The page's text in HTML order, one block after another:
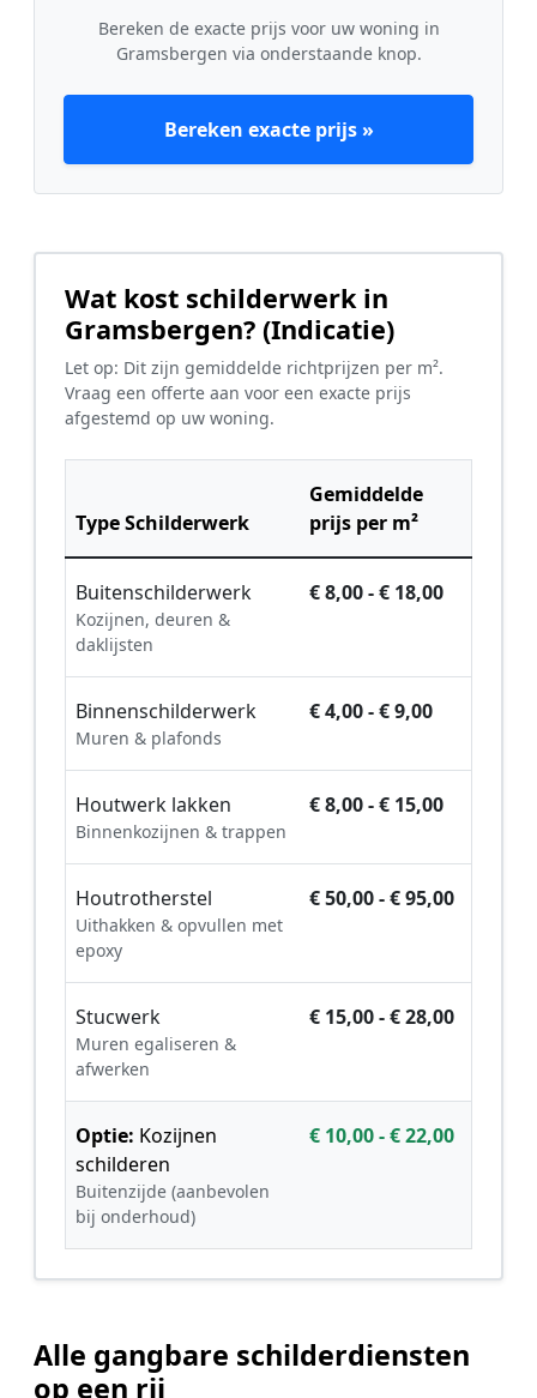
Bereken de exacte prijs voor uw woning in
Gramsbergen via onderstaande knop.
Bereken exacte prijs »
Wat kost schilderwerk in
Gramsbergen? (Indicatie)
Let op: Dit zijn gemiddelde richtprijzen per m².
Vraag een offerte aan voor een exacte prijs
afgestemd op uw woning.
Type Schilderwerk
Gemiddelde
prijs per m²
Buitenschilderwerk
Kozijnen, deuren &
daklijsten
€ 8,00 - € 18,00
Binnenschilderwerk
Muren & plafonds
€ 4,00 - € 9,00
Houtwerk lakken
Binnenkozijnen & trappen
€ 8,00 - € 15,00
Houtrotherstel
Uithakken & opvullen met
epoxy
€ 50,00 - € 95,00
Stucwerk
Muren egaliseren &
afwerken
€ 15,00 - € 28,00
Optie: Kozijnen
schilderen
Buitenzijde (aanbevolen
bij onderhoud)
€ 10,00 - € 22,00
Alle gangbare schilderdiensten
op een rij